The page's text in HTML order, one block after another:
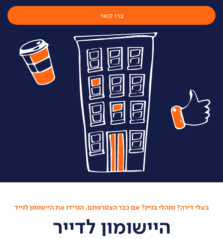
בעלי דירה? מנהלי בניין? אם כבר הצטרפתם, הורידו את היישומון לנייד
היישומון לדייר